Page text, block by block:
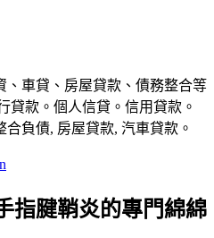
車貸、房屋貸款、債務整合等
貸款。個人信貸。信用貸款。
負債, 房屋貸款, 汽車貸款。
指腱鞘炎的專門綿綿